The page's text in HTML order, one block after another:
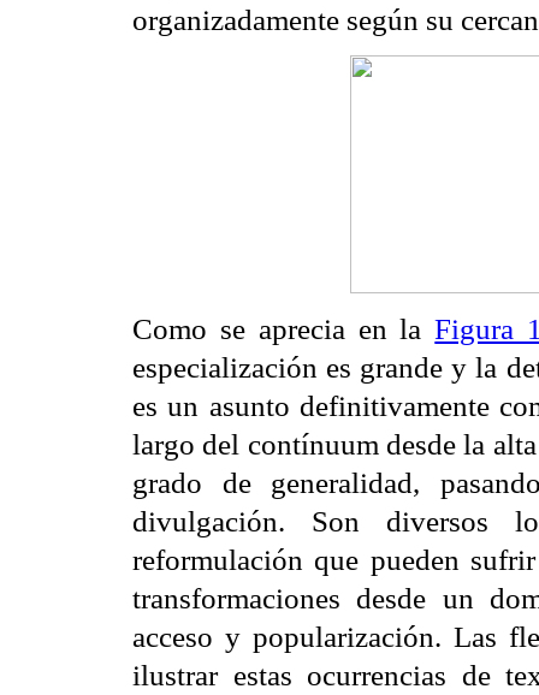
organizadamente según su
Como se aprecia en laFigura
especialización es grande y la
es un asunto definitivamente
largo del contínuum desde la
grado de generalidad,
divulgación. Son diversos
reformulación que pueden
transformaciones desde un
acceso y popularización. Las
ilustrar estas ocurrencias de